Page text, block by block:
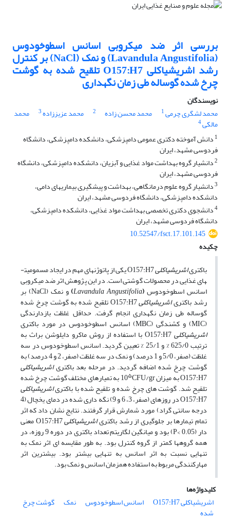
بررسی اثر ضد میکروبی اسانس اسطوخودوس
(Lavandula Angustifolia) و نمک (NaCl) بر کنترل
رشد اشریشیاکلی O157:H7 تلقیح شده به گوشت
چرخ شده گوساله طی زمان نگهداری
نویسندگان
محمد لشگری چرمی1 محمد محسن زاده 2 محمد عزیززاده3 محمد
مالکی4
1 دانش آموخته دکتری عمومی دامپزشکی، دانشکده دامپزشکی، دانشگاه
فردوسی مشهد، ایران
2دانشیار گروه بهداشت مواد غذایی و آبزیان، دانشکده دامپزشکی، دانشگاه
فردوسی مشهد، ایران
3دانشیار گروه علوم درمانگاهی، بهداشت و پیشگیری بیماریهای دامی،
دانشکده دامپزشکی، دانشگاه فردوسی مشهد، ایران
4دانشجوی دکتری تخصصی بهداشت مواد غذایی، دانشکده دامپزشکی،
دانشگاه فردوسی مشهد، ایران
10.52547/fsct.17.101.145
چکیده
باکتریاشریشیاکلیO157:H7یکی از پاتوژن­های مهم در ایجاد مسمومیت­
های غذایی در محصولات گوشتی است. در این پژوهش اثر ضد میکروبی
اسانس اسطوخودوس(
Lavandula Angustifolia
)و نمک (NaCl) بر
رشد باکتریاشریشیاکلیO157:H7تلقیح شده به گوشت چرخ شده
گوساله طی زمان نگهداری انجام گرفت. حداقل غلظت بازدارندگی
(
MIC) و کشندگی (MBC) اسانس اسطوخودوس در مورد باکتری
اشریشیاکلیO157:H7با استفاده از روش ماکرو دایلوشن براث به
ترتیب 625/0 % و 25/1 % تعیین گردید. اسانس اسطوخودوس در سه
غلظت (صفر، 5/0 و 1 درصد) و نمک در سه غلظت (صفر، 2 و 4 درصد) به
گوشت چرخ شده اضافه گردید. در مرحله بعد باکتریاشریشیاکلی
O157:H7به میزانCFU/gr
10۵ به تمیارهای مختلف گوشت چرخ شده
تلقیح شد. گوشت های چرخ شده و تلقیح شده با باکتریاشریشیاکلی
O157:H7 در روزهای (صفر، 3، 6 و 9) نگه داری شده در دمای یخچال (4
درجه سانتی گراد) مورد شمارش قرار گرفتند. نتایج نشان داد که اثر
تمام تیمارها بر جلوگیری از رشد باکتریاشریشیاکلیO157:H7معنی
دار (P< 0.05 ) بود و میانگین لگاریتم تعداد باکتری در دوره 9 روزه، در
همه گروه­ها کمتر از گروه کنترل بود. به طور مقایسه ای اثر نمک به
تنهایی نسبت به اثر اسانس به تنهایی بیشتر بود. بیشترین اثر
مهارکنندگی مربوط به استفاده همزمان اسانس و نمک بود.
کلیدواژه‌ها
اشریشیاکلی O157:H7
اسانس اسطوخودوس نمک گوشت چرخ
شده